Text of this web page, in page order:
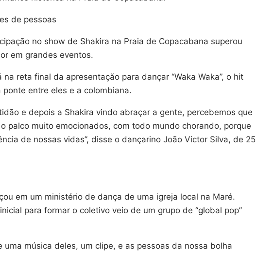
de pessoas
no show de Shakira na Praia de Copacabana superou
em grandes eventos.
reta final da apresentação para dançar “Waka Waka”, o hit
entre eles e a colombiana.
e depois a Shakira vindo abraçar a gente, percebemos que
palco muito emocionados, com todo mundo chorando, porque
de nossas vidas”, disse o dançarino João Victor Silva, de 25
em um ministério de dança de uma igreja local na Maré.
para formar o coletivo veio de um grupo de “global pop”
uma música deles, um clipe, e as pessoas da nossa bolha